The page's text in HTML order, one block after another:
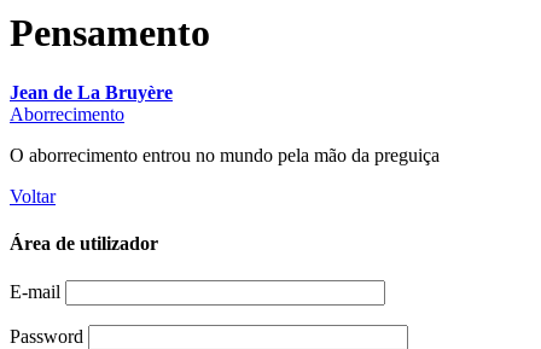
Pensamento
Jean de La Bruyère
Aborrecimento
O aborrecimento entrou no mundo pela mão da preguiça
Voltar
Área de utilizador
E-mail
Password